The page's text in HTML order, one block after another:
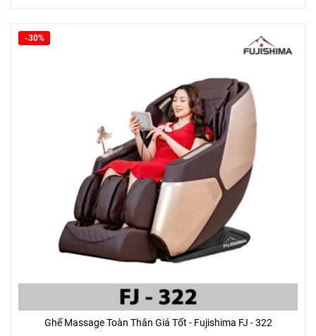
Ghế Massage Toàn Thân Giá Tốt - Fujishima FJ - 322
-30%